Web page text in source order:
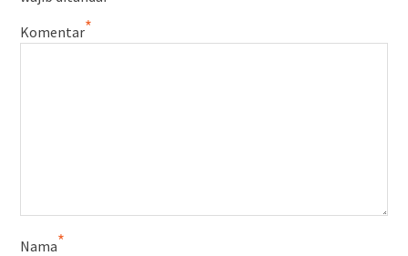
Komentar*
Nama*